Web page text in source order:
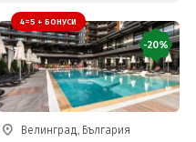
4=5 + БОНУСИ
-20%
Велинград, България